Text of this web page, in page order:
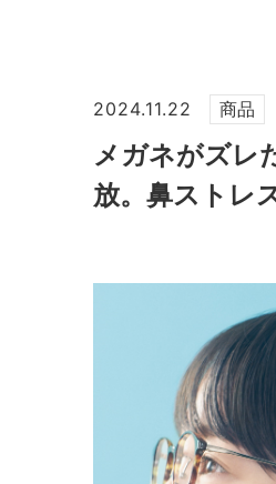
2024.11.22 商品
メガネがズレ
放。鼻ストレ